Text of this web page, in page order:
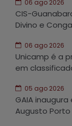
06 ago 2026
CIS-
Divino e
06 ago 2026
Unicamp é a
em
05 ago 2026
GAIA
Augusto Porto